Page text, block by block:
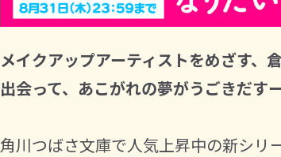
メイクアップアーティストをめざす、
出会って、あこがれの夢がうごきだす
角川つばさ文庫で人気上昇中の新シリ